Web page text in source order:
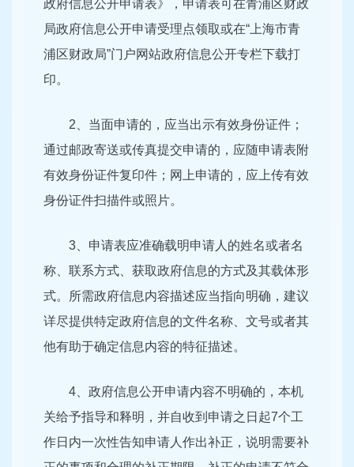
政府信息公开申请表》，申请表可在青浦区财政
局政府信息公开申请受理点领取或在“上海市青
浦区财政局”门户网站政府信息公开专栏下载打
印。
2、当面申请的，应当出示有效身份证件；
通过邮政寄送或传真提交申请的，应随申请表附
有效身份证件复印件；网上申请的，应上传有效
身份证件扫描件或照片。
3、申请表应准确载明申请人的姓名或者名
称、联系方式、获取政府信息的方式及其载体形
式。所需政府信息内容描述应当指向明确，建议
详尽提供特定政府信息的文件名称、文号或者其
他有助于确定信息内容的特征描述。
4、政府信息公开申请内容不明确的，本机
关给予指导和释明，并自收到申请之日起7个工
作日内一次性告知申请人作出补正，说明需要补